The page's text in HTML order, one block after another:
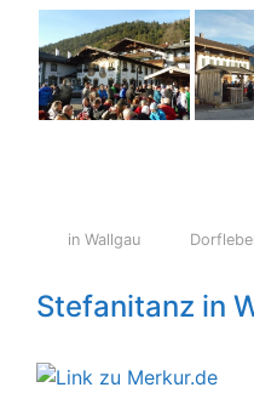
in Wallgau
Stefanitanz in